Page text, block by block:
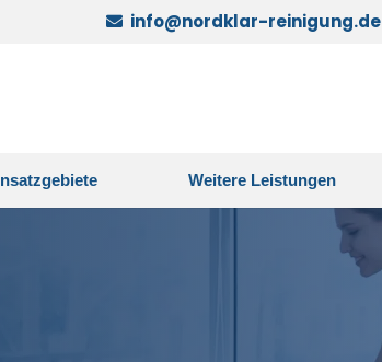
info@nordklar-reinigung.de
Weitere Leistungen